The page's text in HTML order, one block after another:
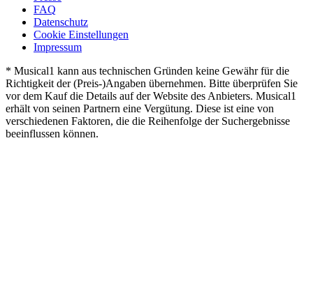
FAQ
Datenschutz
Cookie Einstellungen
Impressum
* Musical1 kann aus technischen Gründen keine Gewähr für die
Richtigkeit der (Preis-)Angaben übernehmen. Bitte überprüfen Sie
vor dem Kauf die Details auf der Website des Anbieters. Musical1
erhält von seinen Partnern eine Vergütung. Diese ist eine von
verschiedenen Faktoren, die die Reihenfolge der Suchergebnisse
beeinflussen können.